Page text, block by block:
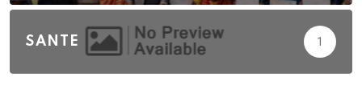
SANTE 1